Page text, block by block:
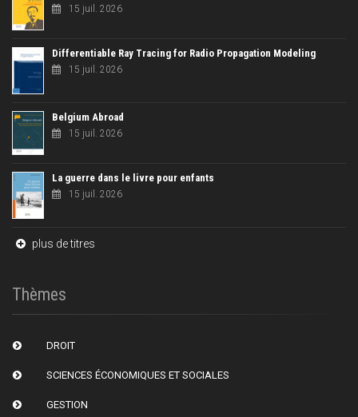
15 juil. 2026
Differentiable Ray Tracing for Radio Propagation Modeling
15 juil. 2026
Belgium Abroad
15 juil. 2026
La guerre dans le livre pour enfants
15 juil. 2026
plus de titres
Thèmes
DROIT
SCIENCES ÉCONOMIQUES ET SOCIALES
GESTION